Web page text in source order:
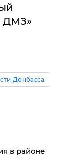
ДМЗ»
Донбасса
в районе